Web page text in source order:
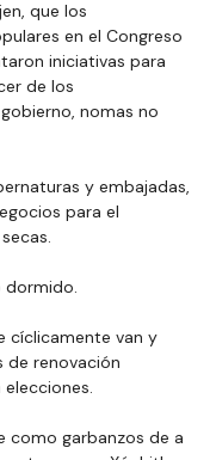
que los
en el Congreso
iniciativas para
de los
nomas no
y embajadas,
para el
dormido.
cíclicamente van y
de renovación
como garbanzos de a